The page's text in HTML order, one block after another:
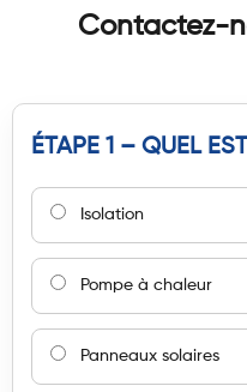
Contactez-
ÉTAPE 1 – QUEL
Isolation
Pompe à chaleur
Panneaux solaires